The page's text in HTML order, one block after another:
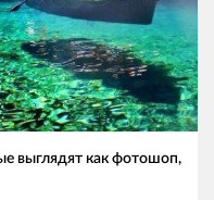
выглядят как фотошоп,